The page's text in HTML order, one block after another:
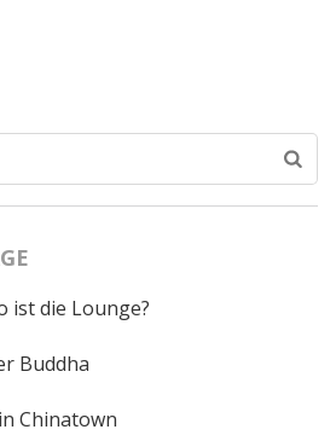
ist die Lounge?
Buddha
Chinatown